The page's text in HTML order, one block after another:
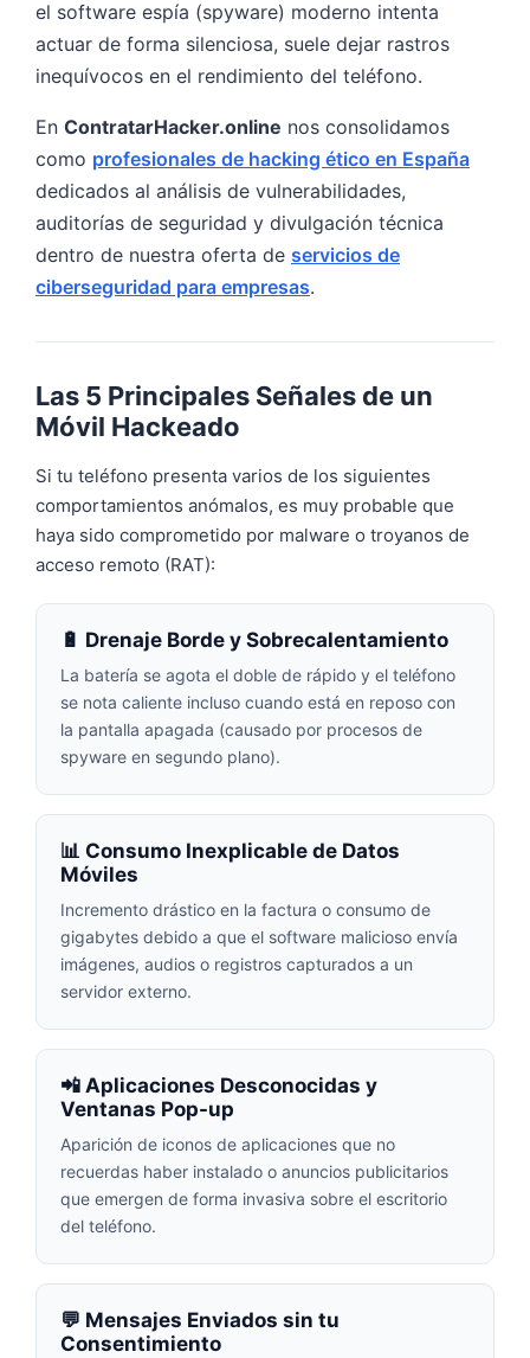
el software espía (spyware) moderno intenta
actuar de forma silenciosa, suele dejar rastros
inequívocos en el rendimiento del teléfono.
En ContratarHacker.online nos consolidamos
como profesionales de hacking ético en España
dedicados al análisis de vulnerabilidades,
auditorías de seguridad y divulgación técnica
dentro de nuestra oferta de servicios de
ciberseguridad para empresas.
Las 5 Principales Señales de un
Móvil Hackeado
Si tu teléfono presenta varios de los siguientes
comportamientos anómalos, es muy probable que
haya sido comprometido por malware o troyanos de
acceso remoto (RAT):
🔋 Drenaje Borde y Sobrecalentamiento
La batería se agota el doble de rápido y el teléfono
se nota caliente incluso cuando está en reposo con
la pantalla apagada (causado por procesos de
spyware en segundo plano).
📊 Consumo Inexplicable de Datos
Móviles
Incremento drástico en la factura o consumo de
gigabytes debido a que el software malicioso envía
imágenes, audios o registros capturados a un
servidor externo.
📲 Aplicaciones Desconocidas y
Ventanas Pop-up
Aparición de iconos de aplicaciones que no
recuerdas haber instalado o anuncios publicitarios
que emergen de forma invasiva sobre el escritorio
del teléfono.
💬 Mensajes Enviados sin tu
Consentimiento